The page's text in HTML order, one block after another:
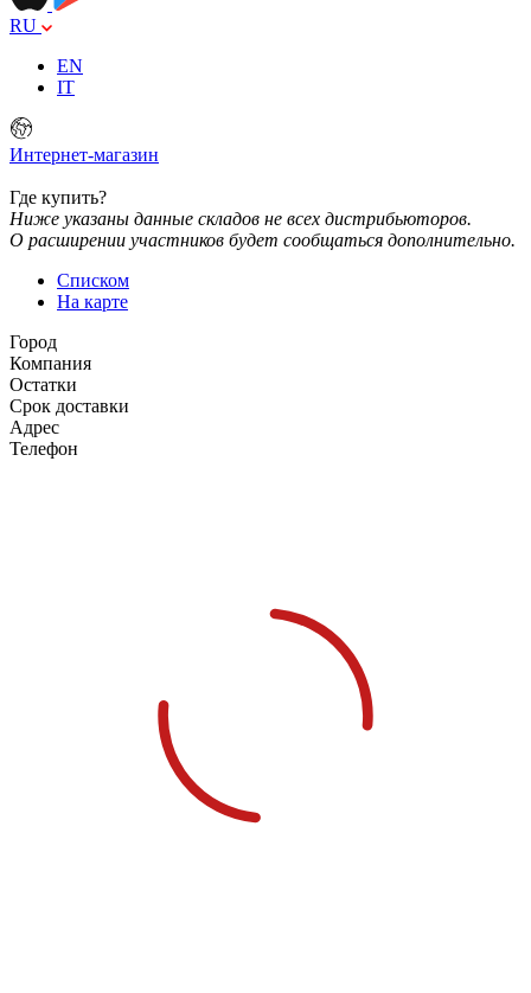
RU
EN
IT
Интернет-магазин
Где купить?
Ниже указаны данные складов не всех дистрибьюторов.
О расширении участников будет сообщаться дополнительно.
Списком
На карте
Город
Компания
Остатки
Срок доставки
Адрес
Телефон